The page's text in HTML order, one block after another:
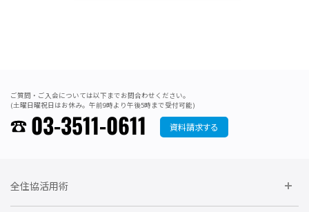
ご質問・ご入会については以下までお問合わせください。
(土曜日曜祝日はお休み。午前9時より午後5時まで受付可能)
03-3511-0611 資料請求する
全住協活用術